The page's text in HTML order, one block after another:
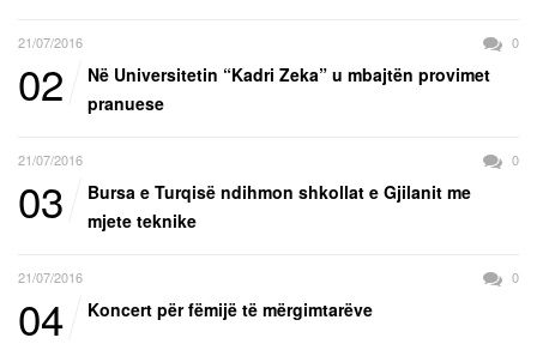
21/07/2016 0
02
Në Universitetin “Kadri Zeka” u mbajtën provimet
pranuese
21/07/2016 0
03
Bursa e Turqisë ndihmon shkollat e Gjilanit me
mjete teknike
21/07/2016 0
04 Koncert për fëmijë të mërgimtarëve